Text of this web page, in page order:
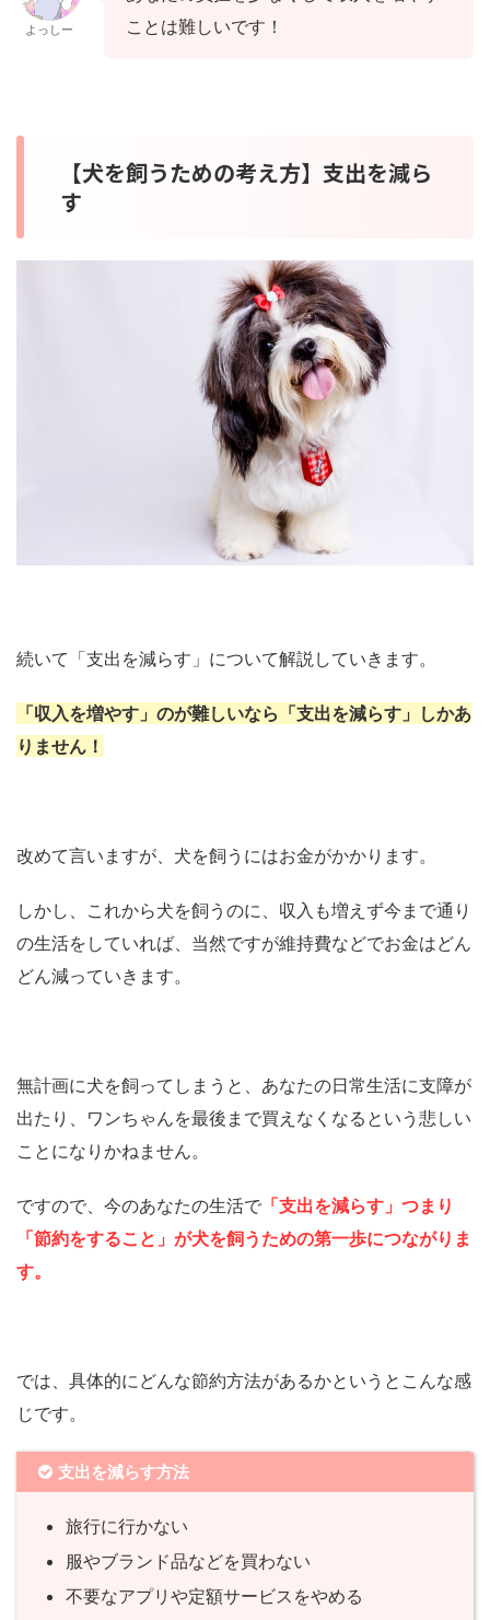
よっしー
ことは難しいです！
【犬を飼うための考え方】支出を減ら
す
続いて「支出を減らす」について解説していきます。
「収入を増やす」のが難しいなら「支出を減らす」しかあ
りません！
改めて言いますが、犬を飼うにはお金がかかります。
しかし、これから犬を飼うのに、収入も増えず今まで通り
の生活をしていれば、当然ですが維持費などでお金はどん
どん減っていきます。
無計画に犬を飼ってしまうと、あなたの日常生活に支障が
出たり、ワンちゃんを最後まで買えなくなるという悲しい
ことになりかねません。
ですので、今のあなたの生活で 「支出を減らす」つまり
「節約をすること」が犬を飼うための第一歩につながりま
す。
では、具体的にどんな節約方法があるかというとこんな感
じです。
支出を減らす方法
旅行に行かない
服やブランド品などを買わない
不要なアプリや定額サービスをやめる